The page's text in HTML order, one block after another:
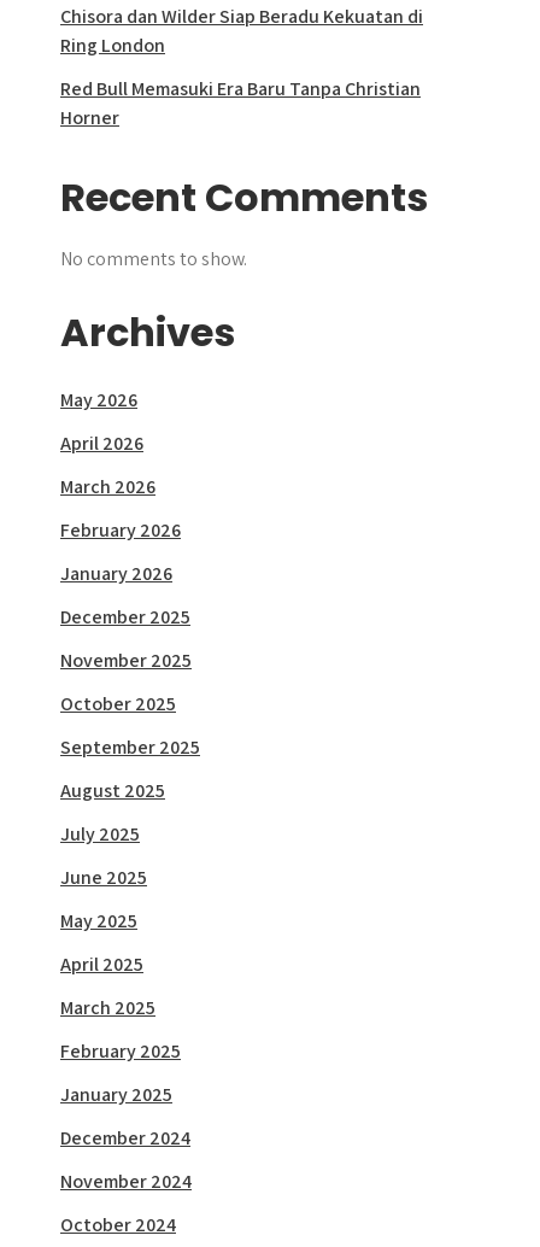
Chisora dan Wilder Siap Beradu Kekuatan di
Ring London
Red Bull Memasuki Era Baru Tanpa Christian
Horner
Recent Comments
No comments to show.
Archives
May 2026
April 2026
March 2026
February 2026
January 2026
December 2025
November 2025
October 2025
September 2025
August 2025
July 2025
June 2025
May 2025
April 2025
March 2025
February 2025
January 2025
December 2024
November 2024
October 2024